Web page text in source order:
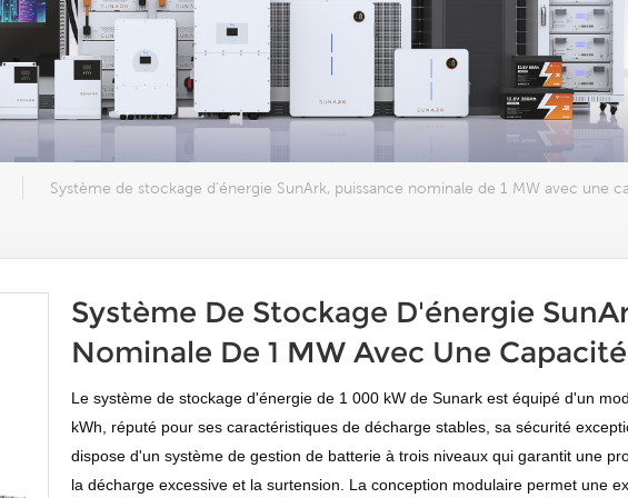
Système de stockage d'énergie SunArk, puissance nominale de 1 MW avec une
Système De Stockage D'énergie
Nominale De 1 MW Avec Une
Le système de stockage d'énergie de 1 000 kW de Sunark est équipé d'un
kWh, réputé pour ses caractéristiques de décharge stables, sa sécurité
dispose d'un système de gestion de batterie à trois niveaux qui garantit une
la décharge excessive et la surtension. La conception modulaire permet une